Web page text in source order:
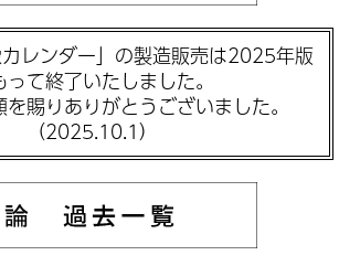
カレンダー」の製造販売は2025年版
って終了いたしました。
賜りありがとうございました。
（2025.10.1）